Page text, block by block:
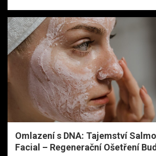
Omlazení s DNA: Tajemství
Facial – Regenerační Ošetření